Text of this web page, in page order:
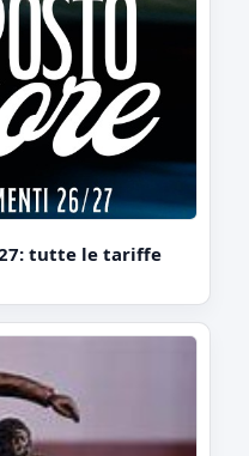
tutte le tariffe